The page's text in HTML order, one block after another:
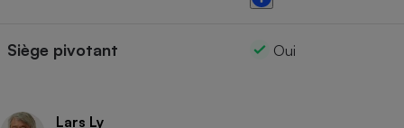
Siège pivotant Oui
Lars Ly